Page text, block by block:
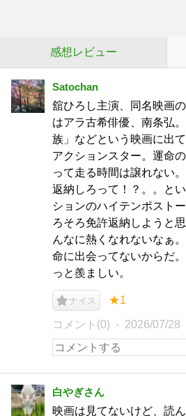
感想レビュー
Satochan
舘ひろし主演、同名映画
はアラ古希俳優、南条弘
族」などという映画に出
アクションスター。運命
って走る時間は譲れない
返納しろって！？。。と
ションのハイテンポスト
ろそろ免許返納しようと
んなに熱くなれないなぁ
命に出会ってないからだ
っと羨ましい。
ナイス ★1
コメント(0) 2026/07/28
白やぎさん
映画は見てないけど、読